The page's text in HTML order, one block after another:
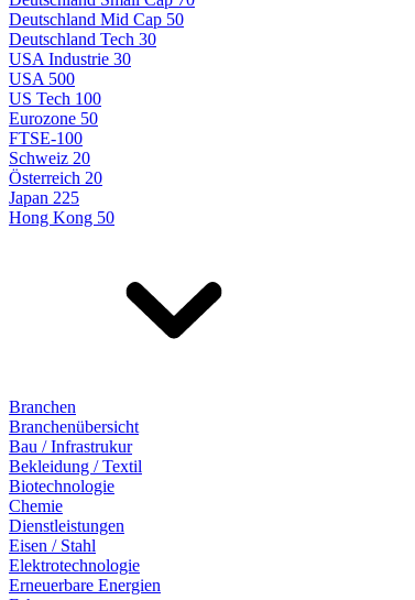
Deutschland Mid Cap 50
Deutschland Tech 30
USA Industrie 30
USA 500
US Tech 100
Eurozone 50
FTSE-100
Schweiz 20
Österreich 20
Japan 225
Hong Kong 50
Branchen
Branchenübersicht
Bau / Infrastrukur
Bekleidung / Textil
Biotechnologie
Chemie
Dienstleistungen
Eisen / Stahl
Elektrotechnologie
Erneuerbare Energien